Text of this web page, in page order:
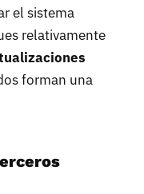
el sistema
relativamente
forman una